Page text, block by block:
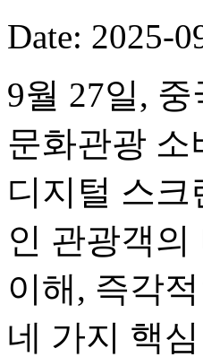
Date: 2025-
9월 27일,
문화관광 소
디지털 스
인 관광객
이해, 즉각
네 가지 핵